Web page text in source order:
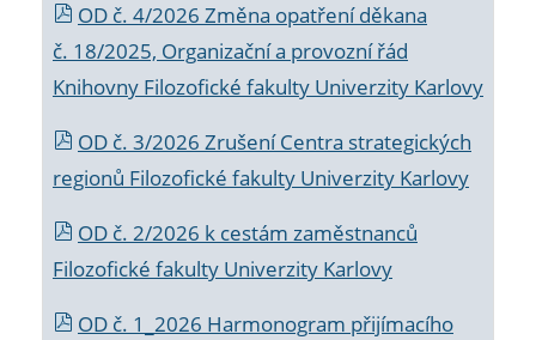
OD č. 4/2026 Změna opatření děkana
č. 18/2025, Organizační a provozní řád
Knihovny Filozofické fakulty Univerzity Karlovy
OD č. 3/2026 Zrušení Centra strategických
regionů Filozofické fakulty Univerzity Karlovy
OD č. 2/2026 k cestám zaměstnanců
Filozofické fakulty Univerzity Karlovy
OD č. 1_2026 Harmonogram přijímacího